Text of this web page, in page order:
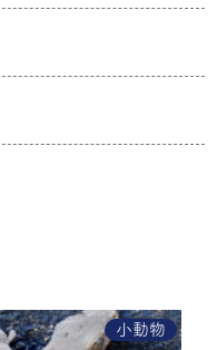
小動物